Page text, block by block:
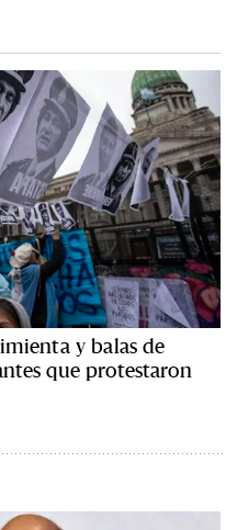
y balas de
que protestaron